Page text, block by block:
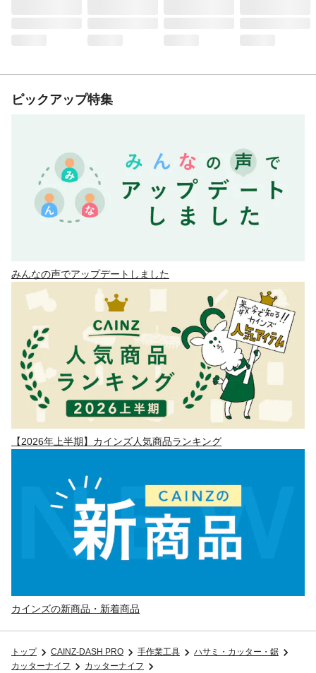
ピックアップ特集
みんなの声でアップデートしました
【2026年上半期】カインズ人気商品ランキング
カインズの新商品・新着商品
トップ CAINZ-DASH PRO 手作業工具
ハサミ・カッター・鋸
カッターナイフ
カッターナイフ